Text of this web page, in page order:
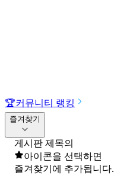
🏆커뮤니티 랭킹
즐겨찾기
게시판 제목의
아이콘을 선택하면
즐겨찾기에 추가됩니다.